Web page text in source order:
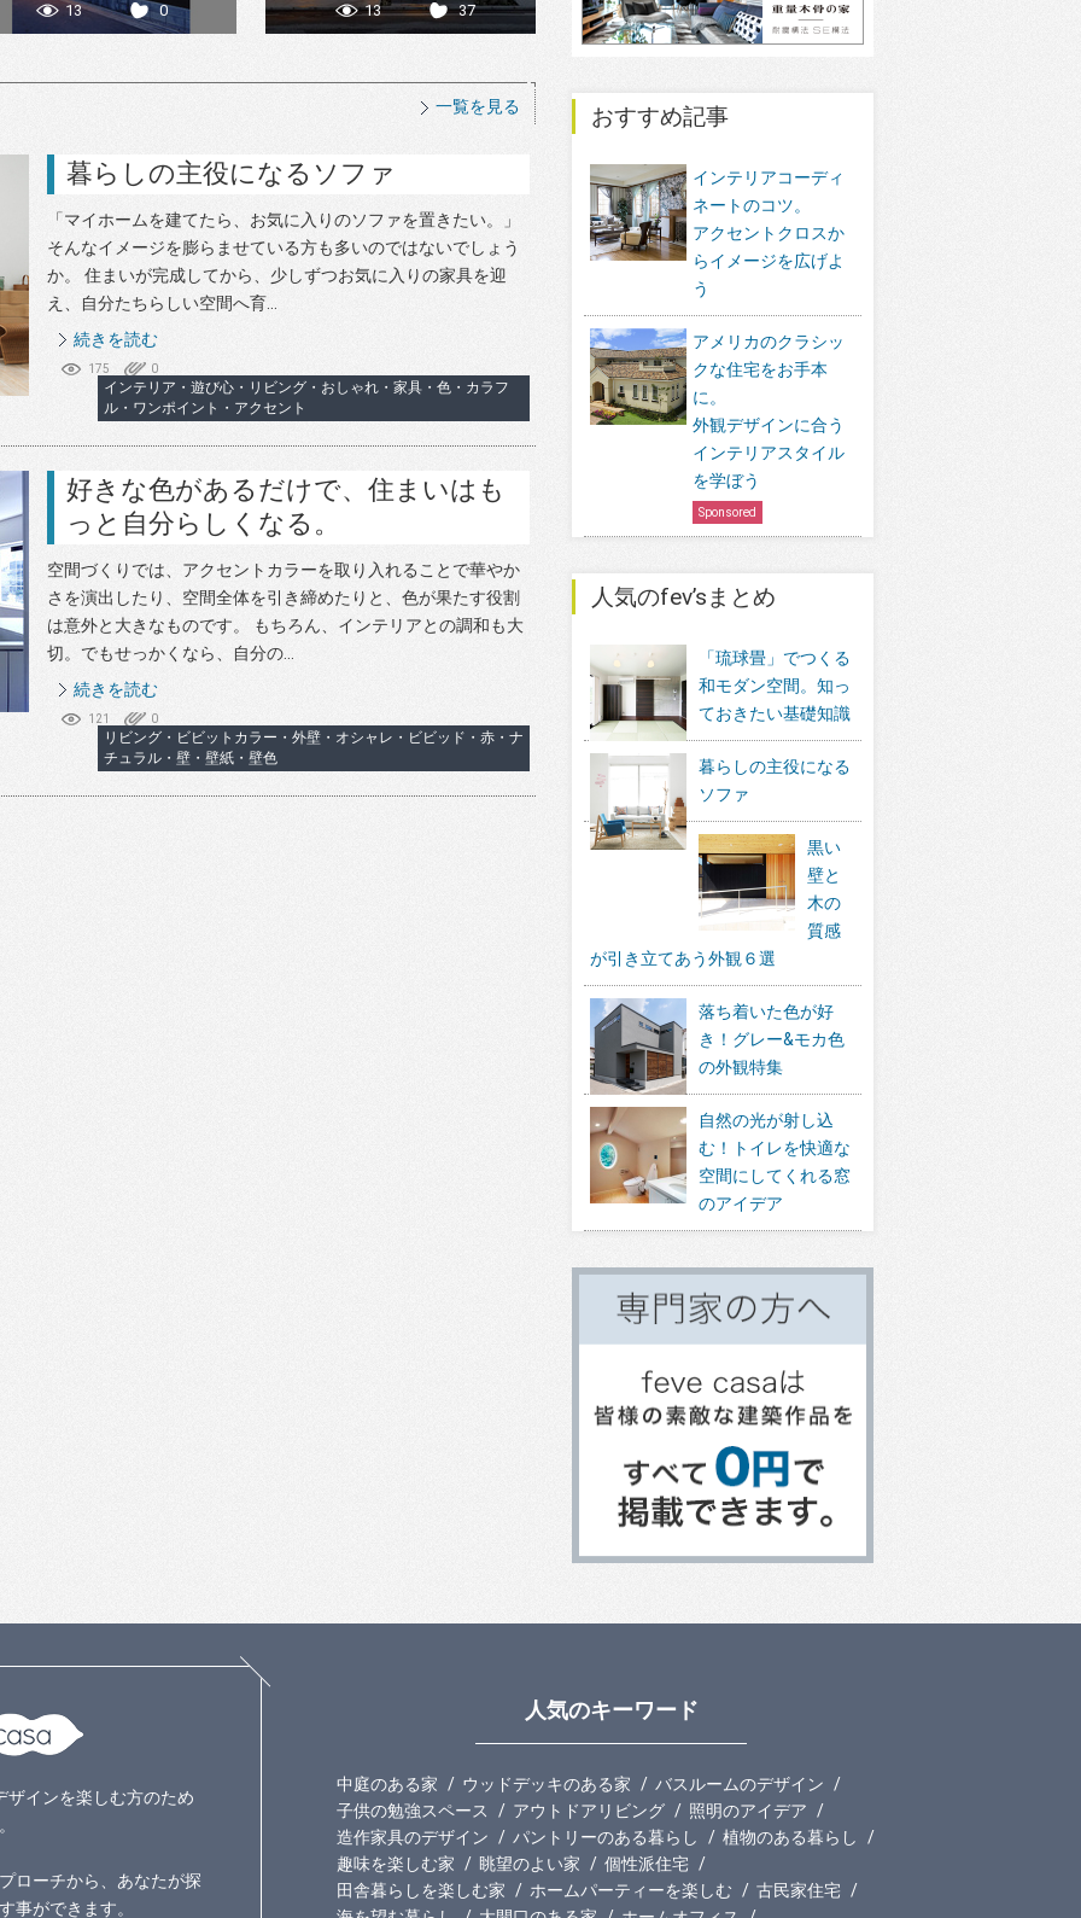
13 0 13 37
一覧を見る
暮らしの主役になるソファ
「マイホームを建てたら、お気に入りのソファを置きたい。」
そんなイメージを膨らませている方も多いのではないでしょう
か。 住まいが完成してから、少しずつお気に入りの家具を迎
え、自分たちらしい空間へ育...
続きを読む
175 0
インテリア・遊び心・リビング・おしゃれ・家具・色・カラフ
ル・ワンポイント・アクセント
好きな色があるだけで、住まいはも
っと自分らしくなる。
空間づくりでは、アクセントカラーを取り入れることで華やか
さを演出したり、空間全体を引き締めたりと、色が果たす役割
は意外と大きなものです。 もちろん、インテリアとの調和も大
切。でもせっかくなら、自分の...
続きを読む
121 0
リビング・ビビットカラー・外壁・オシャレ・ビビッド・赤・ナ
チュラル・壁・壁紙・壁色
おすすめ記事
インテリアコーディ
ネートのコツ。
アクセントクロスか
らイメージを広げよ
う
アメリカのクラシッ
クな住宅をお手本
に。
外観デザインに合う
インテリアスタイル
を学ぼう
Sponsored
人気のfev’sまとめ
「琉球畳」でつくる
和モダン空間。知っ
ておきたい基礎知識
暮らしの主役になる
ソファ
黒い
壁と
木の
質感
が引き立てあう外観６選
落ち着いた色が好
き！グレー&モカ色
の外観特集
自然の光が射し込
む！トイレを快適な
空間にしてくれる窓
のアイデア
インを楽しむ方のため
ローチから、あなたが探
事ができます。
人気のキーワード
中庭のある家 ウッドデッキのある家
バスルームのデザイン
子供の勉強スペース
アウトドアリビング
照明のアイデア
造作家具のデザイン
パントリーのある暮らし
植物のある暮らし
趣味を楽しむ家
眺望のよい家
個性派住宅
田舎暮らしを楽しむ家
ホームパーティーを楽しむ
古民家住宅